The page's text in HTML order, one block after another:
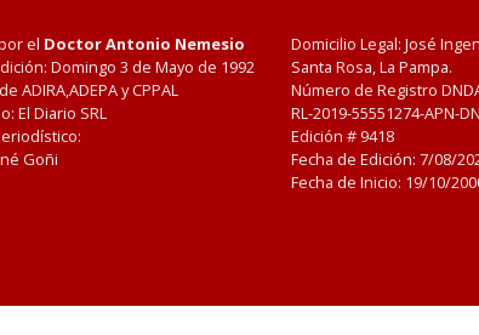
el Doctor Antonio Nemesio
Domingo 3 de Mayo de 1992
ADIRA,ADEPA y CPPAL
El Diario SRL
Goñi
Domicilio Legal: José
Santa Rosa, La Pampa.
Número de Registro
RL-2019-55551274-APN-
Edición # 9418
Fecha de Edición: 7/08/
Fecha de Inicio: 19/10/